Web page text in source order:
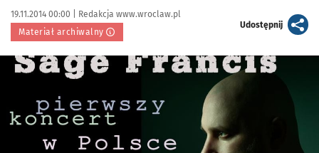
Data publikacji:
19.11.2014 00:00 | Autor:
Redakcja www.wroclaw.pl
Materiał archiwalny
Udostępnijartykuł
Kliknij, aby powiększyć